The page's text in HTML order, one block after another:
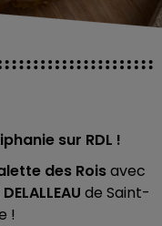
sur RDL !
des Roisavec
de Saint-
!